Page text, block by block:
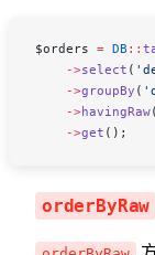
$orders = DB ::
    ->
select (
    ->
groupBy (
    ->
havingRaw(
    ->
get ();
orderByRaw